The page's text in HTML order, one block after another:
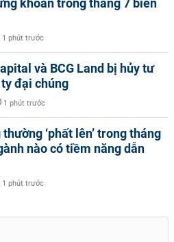
khoán trong tháng 7 biến
1 phút trước
và BCG Land bị hủy tư
đại chúng
1 phút trước
‘phất lên’ trong tháng
nào có tiềm năng dẫn
1 phút trước